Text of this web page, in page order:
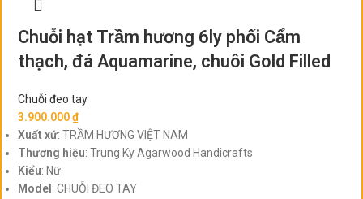
Chuỗi hạt Trầm hương 6ly phối Cẩm
thạch, đá Aquamarine, chuôi Gold Filled
Chuỗi đeo tay
3.900.000₫
Xuất xứ: TRẦM HƯƠNG VIỆT NAM
Thương hiệu: Trung Ky Agarwood Handicrafts
Kiểu: Nữ
Model : CHUỖI ĐEO TAY